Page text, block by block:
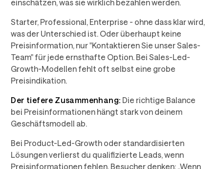
einschätzen, was sie wirklich bezahlen werden.
Starter, Professional, Enterprise - ohne dass klar wird,
was der Unterschied ist. Oder überhaupt keine
Preisinformation, nur "Kontaktieren Sie unser Sales-
Team" für jede ernsthafte Option. Bei Sales-Led-
Growth-Modellen fehlt oft selbst eine grobe
Preisindikation.
Der tiefere Zusammenhang: Die richtige Balance
bei Preisinformationen hängt stark von deinem
Geschäftsmodell ab.
Bei Product-Led-Growth oder standardisierten
Lösungen verlierst du qualifizierte Leads, wenn
Preisinformationen fehlen. Besucher denken: „Wenn